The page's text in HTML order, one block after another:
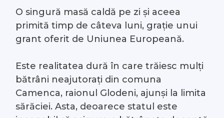
#Arhivă LIVE
Despre noi
Contacte
O singură masă caldă pe zi și aceea
primită timp de câteva luni, grație unui
grant oferit de Uniunea Europeană.
Este realitatea dură în care trăiesc mulți
bătrâni neajutorați din comuna
Camenca, raionul Glodeni, ajunși la limita
sărăciei. Asta, deoarece statul este